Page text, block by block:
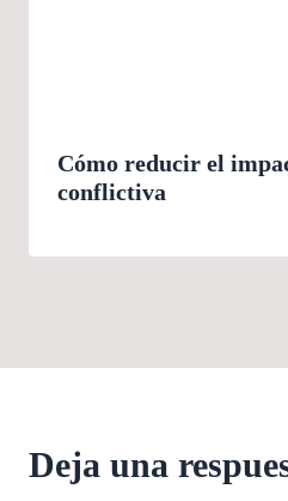
Cómo reducir el
conflictiva
Deja una